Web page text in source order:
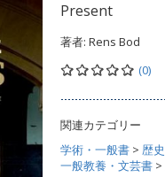
Present
著者: Rens Bod
(0)
関連カテゴリー
学術・一般書 > 歴
一般教養・文芸書 >